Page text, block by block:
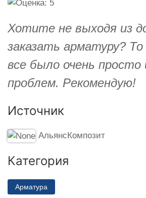
Хотите не выходя из
заказать арматуру?
все было очень просто
проблем. Рекомендую!
Источник
АльянсКомпозит
Категория
Арматура